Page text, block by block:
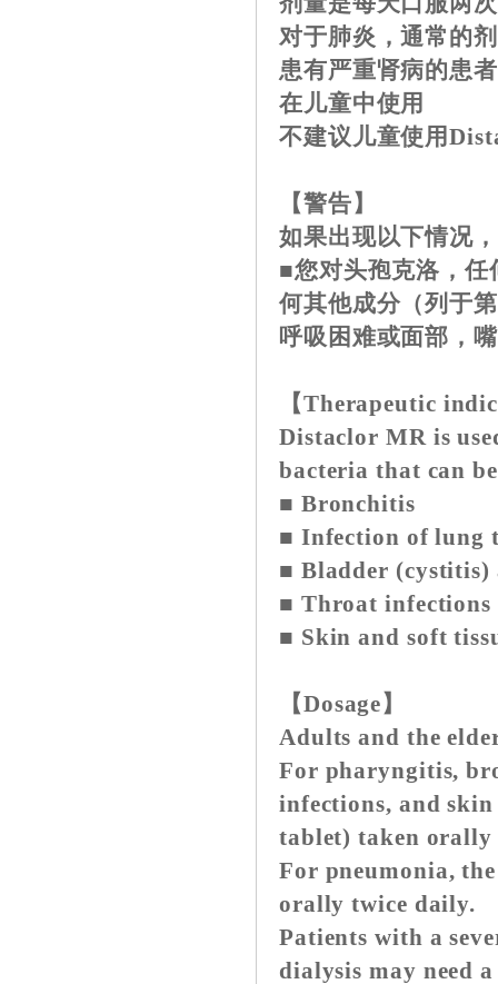
对于肺炎，通常的
患有严重肾病的患
在儿童中使用
不建议儿童使用
【警告】
如果出现以下情况
■您对头孢克洛，任
何其他成分（列于
呼吸困难或面部，
【Therapeutic
Distaclor MR is
bacteria that can
■ Bronchitis
■ Infection of lung
■ Bladder
■ Throat
■ Skin and soft
【Dosage】
Adults and the
For pharyngitis,
infections, and skin
tablet) taken orally
For pneumonia,
orally twice daily.
Patients with a
dialysis may need